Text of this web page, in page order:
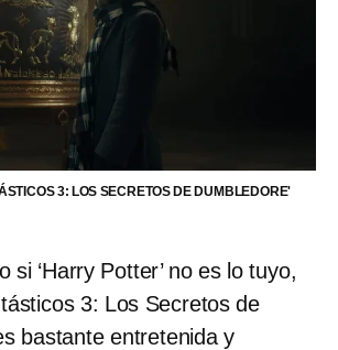
3: LOS SECRETOS DE DUMBLEDORE'
si ‘Harry Potter’ no es lo tuyo,
3: Los Secretos de
bastante entretenida y